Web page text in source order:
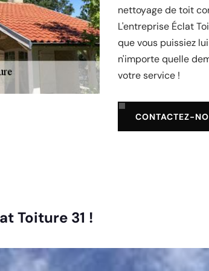
nettoyage de toit
L'entreprise Éclat
que vous puissiez
n'importe quelle
votre service !
CONTACTEZ-
Toiture 31 !